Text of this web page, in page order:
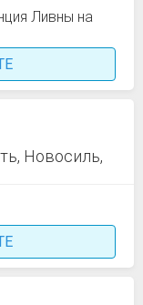
Новосиль,